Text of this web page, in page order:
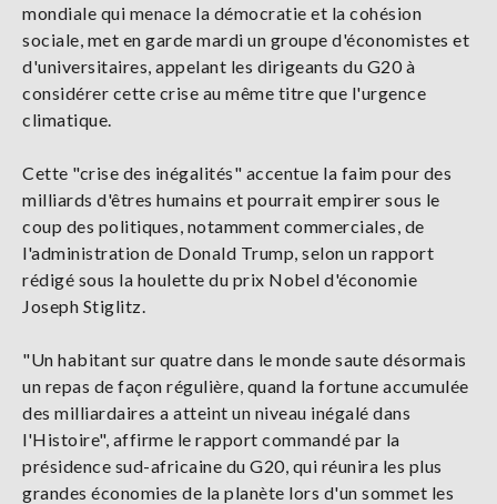
mondiale qui menace la démocratie et la cohésion
sociale, met en garde mardi un groupe d'économistes et
d'universitaires, appelant les dirigeants du G20 à
considérer cette crise au même titre que l'urgence
climatique.
Cette "crise des inégalités" accentue la faim pour des
milliards d'êtres humains et pourrait empirer sous le
coup des politiques, notamment commerciales, de
l'administration de Donald Trump, selon un rapport
rédigé sous la houlette du prix Nobel d'économie
Joseph Stiglitz.
"Un habitant sur quatre dans le monde saute désormais
un repas de façon régulière, quand la fortune accumulée
des milliardaires a atteint un niveau inégalé dans
l'Histoire", affirme le rapport commandé par la
présidence sud-africaine du G20, qui réunira les plus
grandes économies de la planète lors d'un sommet les